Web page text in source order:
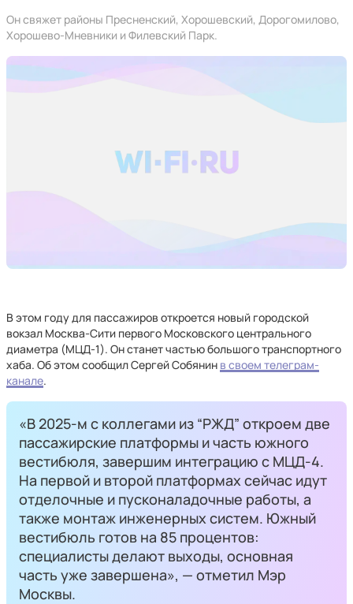
Он свяжет районы Пресненский, Хорошевский, Дорогомилово,
Хорошево-Мневники и Филевский Парк.
В этом году для пассажиров откроется новый городской
вокзал Москва-Сити первого Московского центрального
диаметра (МЦД-1). Он станет частью большого транспортного
хаба. Об этом сообщил Сергей Собянин в своем телеграм-
канале.
«В 2025-м с коллегами из “РЖД” откроем две
пассажирские платформы и часть южного
вестибюля, завершим интеграцию с МЦД-4.
На первой и второй платформах сейчас идут
отделочные и пусконаладочные работы, а
также монтаж инженерных систем. Южный
вестибюль готов на 85 процентов:
специалисты делают выходы, основная
часть уже завершена», — отметил Мэр
Москвы.